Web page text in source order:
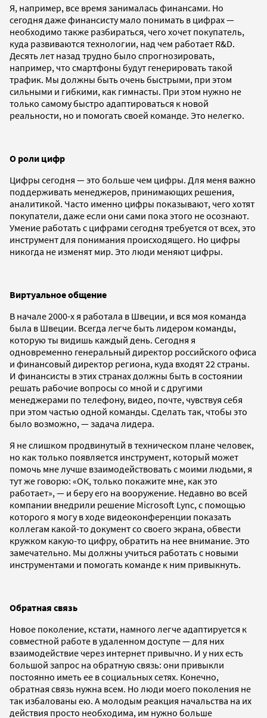
Я, например, все время занималась финансами. Но
сегодня даже финансисту мало понимать в цифрах —
необходимо также разбираться, чего хочет покупатель,
куда развиваются технологии, над чем работает R&D.
Десять лет назад трудно было спрогнозировать,
например, что смартфоны будут генерировать такой
трафик. Мы должны быть очень быстрыми, при этом
сильными и гибкими, как гимнасты. При этом нужно не
только самому быстро адаптироваться к новой
реальности, но и помогать своей команде. Это нелегко.
О роли цифр
Цифры сегодня — это больше чем цифры. Для меня важно
поддерживать менеджеров, принимающих решения,
аналитикой. Часто именно цифры показывают, чего хотят
покупатели, даже если они сами пока этого не осознают.
Умение работать с цифрами сегодня требуется от всех, это
инструмент для понимания происходящего. Но цифры
никогда не изменят мир. Это люди меняют цифры.
Виртуальное общение
В начале 2000-х я работала в Швеции, и вся моя команда
была в Швеции. Всегда легче быть лидером команды,
которую ты видишь каждый день. Сегодня я
одновременно генеральный директор российского офиса
и финансовый директор региона, куда входят 22 страны.
И финансисты в этих странах должны быть в состоянии
решать рабочие вопросы со мной и с другими
менеджерами по телефону, видео, почте, чувствуя себя
при этом частью одной команды. Сделать так, чтобы это
было возможно, — задача лидера.
Я не слишком продвинутый в техническом плане человек,
но как только появляется инструмент, который может
помочь мне лучше взаимодействовать с моими людьми, я
тут же говорю: «ОК, только покажите мне, как это
работает», — и беру его на вооружение. Недавно во всей
компании внедрили решение Microsoft Lync, с помощью
которого я могу в ходе видеоконференции показать
коллегам какой-то документ со своего экрана, обвести
кружком какую-то цифру, обратить на нее внимание. Это
замечательно. Мы должны учиться работать с новыми
инструментами и помогать команде к ним привыкнуть.
Обратная связь
Новое поколение, кстати, намного легче адаптируется к
совместной работе в удаленном доступе — для них
взаимодействие через интернет привычно. И у них есть
большой запрос на обратную связь: они привыкли
постоянно иметь ее в социальных сетях. Конечно,
обратная связь нужна всем. Но люди моего поколения не
так избалованы ею. А молодым реакция начальства на их
действия просто необходима, им нужно больше